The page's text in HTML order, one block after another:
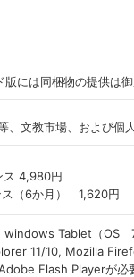
版には同梱物の提供は
、文教市場、および個
ス 4,980円
（6か月） 1,620円
Tablet（OS
11/10, Mozilla
Flash Playerが必